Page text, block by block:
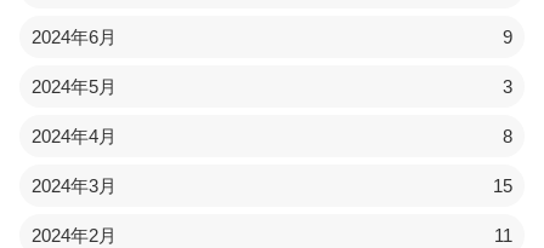
2024年6月 9
2024年5月 3
2024年4月 8
2024年3月 15
2024年2月 11